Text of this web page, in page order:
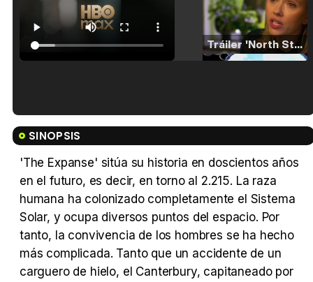
Tráiler 'North Star' (2023)
Tráiler en español de 'La isla olvidada'
Tráiler 'Vida perra' (2026)
SINOPSIS
'The Expanse' sitúa su historia en doscientos años
en el futuro, es decir, en torno al 2.215. La raza
humana ha colonizado completamente el Sistema
Solar, y ocupa diversos puntos del espacio. Por
tanto, la convivencia de los hombres se ha hecho
más complicada. Tanto que un accidente de un
carguero de hielo, el Canterbury, capitaneado por